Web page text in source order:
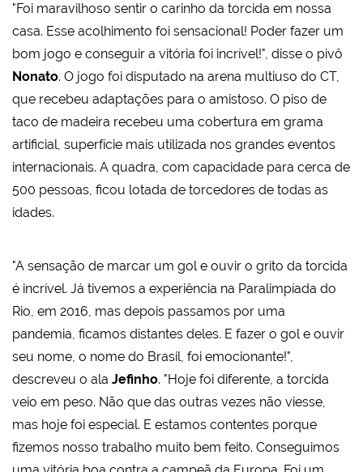
"Foi maravilhoso sentir o carinho da torcida em nossa
casa. Esse acolhimento foi sensacional! Poder fazer um
bom jogo e conseguir a vitória foi incrível!", disse o pivô
Nonato. O jogo foi disputado na arena multiuso do CT,
que recebeu adaptações para o amistoso. O piso de
taco de madeira recebeu uma cobertura em grama
artificial, superfície mais utilizada nos grandes eventos
internacionais. A quadra, com capacidade para cerca de
500 pessoas, ficou lotada de torcedores de todas as
idades.
"A sensação de marcar um gol e ouvir o grito da torcida
é incrível. Já tivemos a experiência na Paralimpíada do
Rio, em 2016, mas depois passamos por uma
pandemia, ficamos distantes deles. E fazer o gol e ouvir
seu nome, o nome do Brasil, foi emocionante!",
descreveu o ala Jefinho. "Hoje foi diferente, a torcida
veio em peso. Não que das outras vezes não viesse,
mas hoje foi especial. E estamos contentes porque
fizemos nosso trabalho muito bem feito. Conseguimos